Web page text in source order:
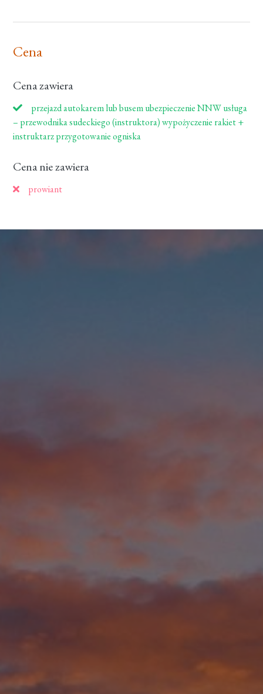
Cena
Cena zawiera
przejazd autokarem lub busem ubezpieczenie NNW usługa
– przewodnika sudeckiego (instruktora) wypożyczenie rakiet +
instruktarz przygotowanie ogniska
Cena nie zawiera
prowiant